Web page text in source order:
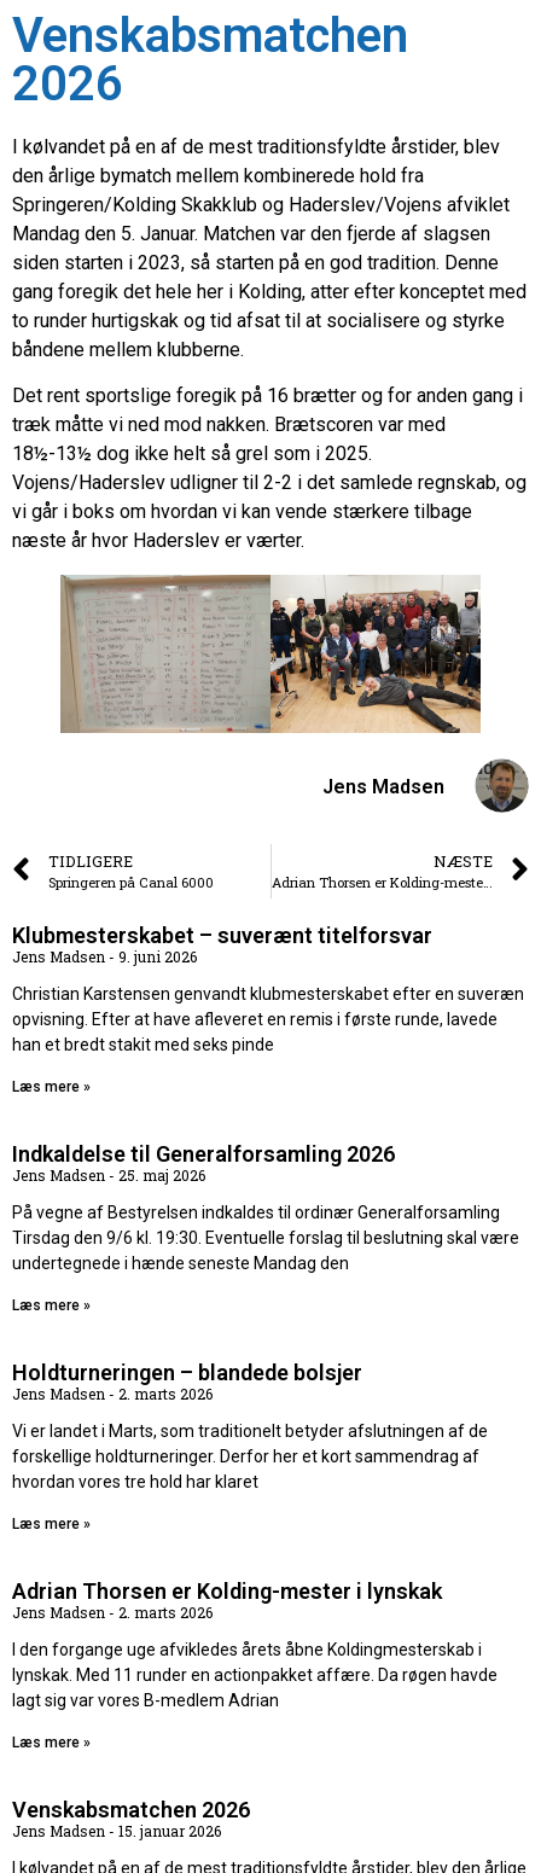
Venskabsmatchen
2026
I kølvandet på en af de mest traditionsfyldte årstider, blev
den årlige bymatch mellem kombinerede hold fra
Springeren/Kolding Skakklub og Haderslev/Vojens afviklet
Mandag den 5. Januar. Matchen var den fjerde af slagsen
siden starten i 2023, så starten på en god tradition. Denne
gang foregik det hele her i Kolding, atter efter konceptet med
to runder hurtigskak og tid afsat til at socialisere og styrke
båndene mellem klubberne.
Det rent sportslige foregik på 16 brætter og for anden gang i
træk måtte vi ned mod nakken. Brætscoren var med
18½-13½ dog ikke helt så grel som i 2025.
Vojens/Haderslev udligner til 2-2 i det samlede regnskab, og
vi går i boks om hvordan vi kan vende stærkere tilbage
næste år hvor Haderslev er værter.
Jens Madsen
TIDLIGERE
Springeren på Canal 6000
NÆSTE
Adrian Thorsen er Kolding-mester i lynskak
Klubmesterskabet – suverænt titelforsvar
Jens Madsen
9. juni 2026
Christian Karstensen genvandt klubmesterskabet efter en suveræn
opvisning. Efter at have afleveret en remis i første runde, lavede
han et bredt stakit med seks pinde
Læs mere »
Indkaldelse til Generalforsamling 2026
Jens Madsen
25. maj 2026
På vegne af Bestyrelsen indkaldes til ordinær Generalforsamling
Tirsdag den 9/6 kl. 19:30. Eventuelle forslag til beslutning skal være
undertegnede i hænde seneste Mandag den
Læs mere »
Holdturneringen – blandede bolsjer
Jens Madsen
2. marts 2026
Vi er landet i Marts, som traditionelt betyder afslutningen af de
forskellige holdturneringer. Derfor her et kort sammendrag af
hvordan vores tre hold har klaret
Læs mere »
Adrian Thorsen er Kolding-mester i lynskak
Jens Madsen
2. marts 2026
I den forgange uge afvikledes årets åbne Koldingmesterskab i
lynskak. Med 11 runder en actionpakket affære. Da røgen havde
lagt sig var vores B-medlem Adrian
Læs mere »
Venskabsmatchen 2026
Jens Madsen
15. januar 2026
I kølvandet på en af de mest traditionsfyldte årstider, blev den årlige